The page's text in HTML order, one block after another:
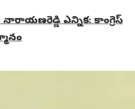
నారాయణరెడ్డి ఎన్నిక: కాంగ్రెస్